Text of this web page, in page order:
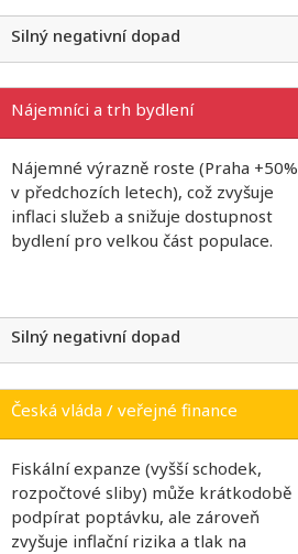
Silný negativní dopad
Nájemníci a trh bydlení
Nájemné výrazně roste (Praha +50%
v předchozích letech), což zvyšuje
inflaci služeb a snižuje dostupnost
bydlení pro velkou část populace.
Silný negativní dopad
Česká vláda / veřejné finance
Fiskální expanze (vyšší schodek,
rozpočtové sliby) může krátkodobě
podpírat poptávku, ale zároveň
zvyšuje inflační rizika a tlak na